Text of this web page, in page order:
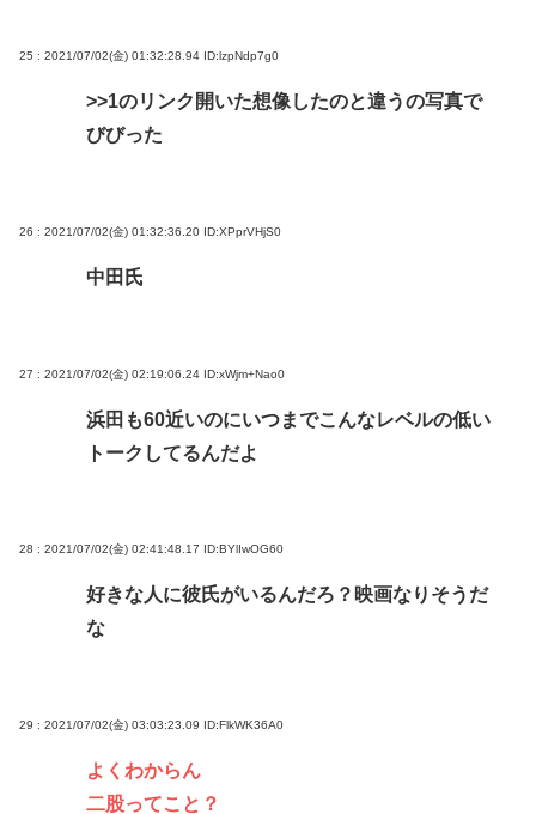
25 : 2021/07/02(金) 01:32:28.94 ID:lzpNdp7g0
>>1のリンク開いた想像したのと違うの写真で
びびった
26 : 2021/07/02(金) 01:32:36.20 ID:XPprVHjS0
中田氏
27 : 2021/07/02(金) 02:19:06.24 ID:xWjm+Nao0
浜田も60近いのにいつまでこんなレベルの低い
トークしてるんだよ
28 : 2021/07/02(金) 02:41:48.17 ID:BYlIwOG60
好きな人に彼氏がいるんだろ？映画なりそうだ
な
29 : 2021/07/02(金) 03:03:23.09 ID:FlkWK36A0
よくわからん
二股ってこと？